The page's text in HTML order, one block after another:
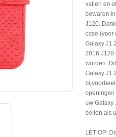
vallen en
bewaren
J120.
case (voor
Galaxy J1
2016 J120
worden.
Galaxy J1
openingen
uw Galaxy
bellen als
LET OP: